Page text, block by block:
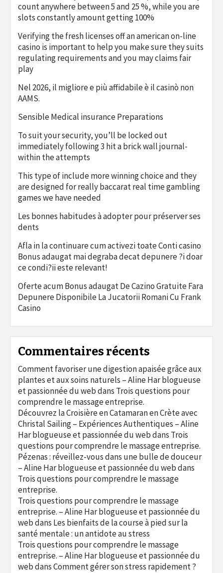
count anywhere between 5 and 25 %, while you are
slots constantly amount getting 100%
Verifying the fresh licenses off an american on-line
casino is important to help you make sure they suits
regulating requirements and you may claims fair
play
Nel 2026, il migliore e più affidabile è il casinò non
AAMS.
Sensible Medical insurance Preparations
To suit your security, you’ll be locked out
immediately following 3 hit a brick wall journal-
within the attempts
This type of include more winning choice and they
are designed for really baccarat real time gambling
games we have needed
Les bonnes habitudes à adopter pour préserver ses
dents
Afla in la continuare cum activezi toate Conti casino
Bonus adaugat mai degraba decat depunere ?i doar
ce condi?ii este relevant!
Oferte acum Bonus adaugat De Cazino Gratuite Fara
Depunere Disponibile La Jucatorii Romani Cu Frank
Casino
Commentaires récents
Comment favoriser une digestion apaisée grâce aux
plantes et aux soins naturels – Aline Har blogueuse
et passionnée du webdans Trois questions pour
comprendre le massage entreprise.
Découvrez la Croisière en Catamaran en Crète avec
Christal Sailing – Expériences Authentiques – Aline
Har blogueuse et passionnée du webdans Trois
questions pour comprendre le massage entreprise.
Pézenas : réveillez-vous dans une bulle de douceur
– Aline Har blogueuse et passionnée du webdans
Trois questions pour comprendre le massage
entreprise.
Trois questions pour comprendre le massage
entreprise. – Aline Har blogueuse et passionnée du
webdans Les bienfaits de la course à pied sur la
santé mentale : un antidote au stress
Trois questions pour comprendre le massage
entreprise. – Aline Har blogueuse et passionnée du
webdansComment gérer son stress rapidement ?